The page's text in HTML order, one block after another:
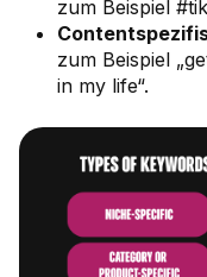
zum Beispiel
zum Beispiel
in my life“.